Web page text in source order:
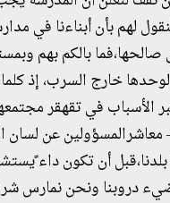
لهم بأن أبناءنا في
بالكم بهم
لوحدها خارج السرب، إذ
الأسباب في تقهقر
– معاشرالمسؤولين عن
أن تكون داء
دروبنا ونحن نمارس شرف